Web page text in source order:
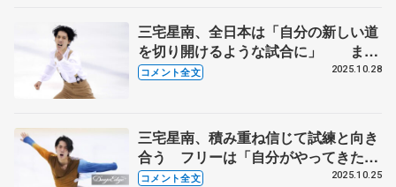
三宅星南、全日本は「自分の新しい道
を切り開けるような試合に」 まだ
まだ伸びしろあり成長できる【東日本
コメント全文 2025.10.28
三宅星南、積み重ね信じて試練と向き
合う フリーは「自分がやってきたこ
とに対する答え。やるしかない」【東
コメント全文 2025.10.25